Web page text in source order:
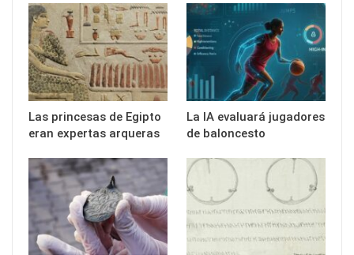
Las princesas de Egipto
eran expertas arqueras
La IA evaluará jugadores
de baloncesto